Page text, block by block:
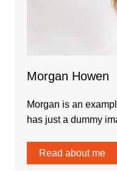
Morgan Howen
Morgan is an
has just a dummy
Read about me